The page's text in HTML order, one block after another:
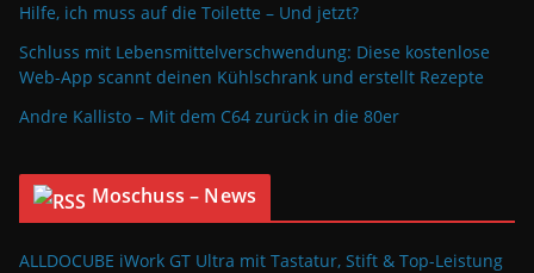
Hilfe, ich muss auf die Toilette – Und jetzt?
Schluss mit Lebensmittelverschwendung: Diese kostenlose
Web-App scannt deinen Kühlschrank und erstellt Rezepte
Andre Kallisto – Mit dem C64 zurück in die 80er
Moschuss – News
ALLDOCUBE iWork GT Ultra mit Tastatur, Stift & Top-Leistung